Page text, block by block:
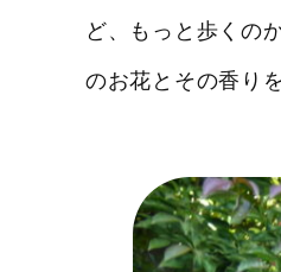
ど、もっと歩くの
のお花とその香り